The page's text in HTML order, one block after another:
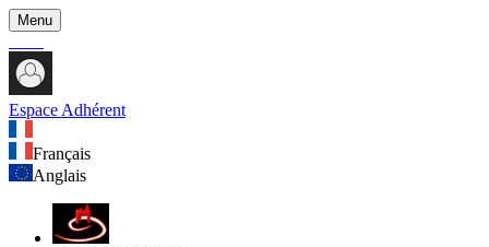
Menu
Espace Adhérent
Français
Anglais